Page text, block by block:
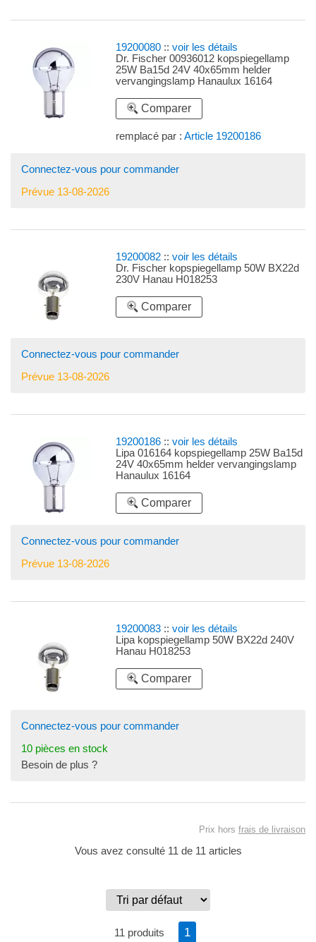
19200080 ::voir les détails
Dr. Fischer 00936012 kopspiegellamp
25W Ba15d 24V 40x65mm helder
vervangingslamp Hanaulux 16164
Comparer
remplacé par :Article 19200186
Connectez-vous pour commander
Prévue 13-08-2026
19200082 ::voir les détails
Dr. Fischer kopspiegellamp 50W BX22d
230V Hanau H018253
Comparer
Connectez-vous pour commander
Prévue 13-08-2026
19200186 ::voir les détails
Lipa 016164 kopspiegellamp 25W Ba15d
24V 40x65mm helder vervangingslamp
Hanaulux 16164
Comparer
Connectez-vous pour commander
Prévue 13-08-2026
19200083 ::voir les détails
Lipa kopspiegellamp 50W BX22d 240V
Hanau H018253
Comparer
Connectez-vous pour commander
10 pièces en stock
Besoin de plus ?
Prix hors frais de livraison
Vous avez consulté 11 de 11 articles
11 produits 1